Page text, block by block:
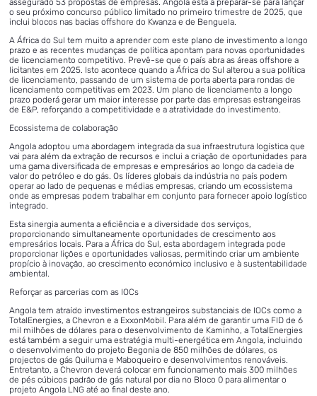
assegurado 53 propostas de empresas. Angola está a preparar-se para lançar
o seu próximo concurso público limitado no primeiro trimestre de 2025, que
inclui blocos nas bacias offshore do Kwanza e de Benguela.
A África do Sul tem muito a aprender com este plano de investimento a longo
prazo e as recentes mudanças de política apontam para novas oportunidades
de licenciamento competitivo. Prevê-se que o país abra as áreas offshore a
licitantes em 2025. Isto acontece quando a África do Sul alterou a sua política
de licenciamento, passando de um sistema de porta aberta para rondas de
licenciamento competitivas em 2023. Um plano de licenciamento a longo
prazo poderá gerar um maior interesse por parte das empresas estrangeiras
de E&P, reforçando a competitividade e a atratividade do investimento.
Ecossistema de colaboração
Angola adoptou uma abordagem integrada da sua infraestrutura logística que
vai para além da extração de recursos e inclui a criação de oportunidades para
uma gama diversificada de empresas e empresários ao longo da cadeia de
valor do petróleo e do gás. Os líderes globais da indústria no país podem
operar ao lado de pequenas e médias empresas, criando um ecossistema
onde as empresas podem trabalhar em conjunto para fornecer apoio logístico
integrado.
Esta sinergia aumenta a eficiência e a diversidade dos serviços,
proporcionando simultaneamente oportunidades de crescimento aos
empresários locais. Para a África do Sul, esta abordagem integrada pode
proporcionar lições e oportunidades valiosas, permitindo criar um ambiente
propício à inovação, ao crescimento económico inclusivo e à sustentabilidade
ambiental.
Reforçar as parcerias com as IOCs
Angola tem atraído investimentos estrangeiros substanciais de IOCs como a
TotalEnergies, a Chevron e a ExxonMobil. Para além de garantir uma FID de 6
mil milhões de dólares para o desenvolvimento de Kaminho, a TotalEnergies
está também a seguir uma estratégia multi-energética em Angola, incluindo
o desenvolvimento do projeto Begonia de 850 milhões de dólares, os
projectos de gás Quiluma e Maboqueiro e desenvolvimentos renováveis.
Entretanto, a Chevron deverá colocar em funcionamento mais 300 milhões
de pés cúbicos padrão de gás natural por dia no Bloco 0 para alimentar o
projeto Angola LNG até ao final deste ano.